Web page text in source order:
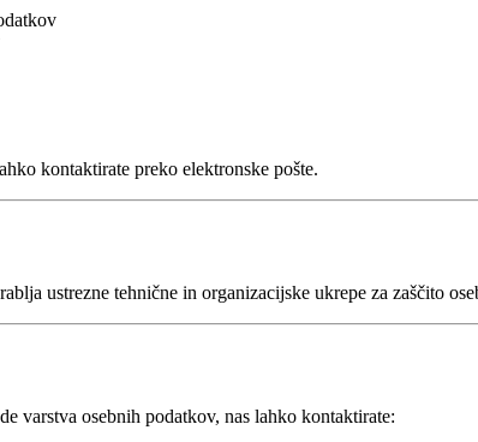
kontaktirate preko elektronske pošte.
ustrezne tehnične in organizacijske ukrepe za zaščito
varstva osebnih podatkov, nas lahko kontaktirate: